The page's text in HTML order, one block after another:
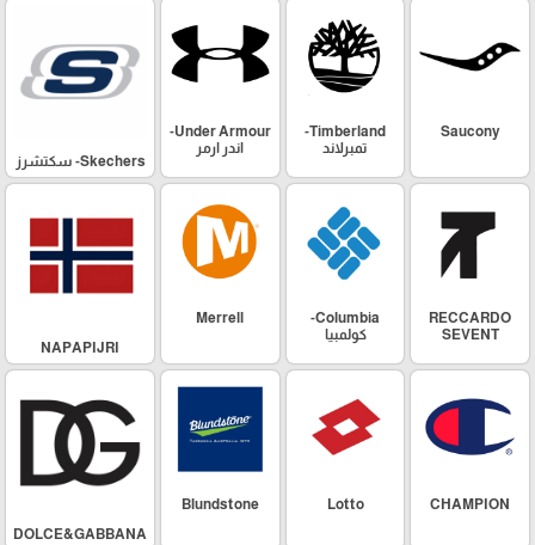
Saucony
Timberland-
تمبرلاند
Under Armour-
اندر ارمر
Skechers- سكتشرز
RECCARDO
SEVENT
Columbia-
كولمبيا
Merrell
NAPAPIJRI
CHAMPION
Lotto
Blundstone
DOLCE&GABBANA